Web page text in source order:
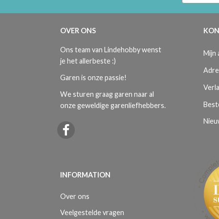
OVER ONS
Ons team van Lindehobby wenst
je het allerbeste :)
Garen is onze passie!
We sturen graag garen naar al
onze geweldige garenliefhebbers.
INFORMATION
Over ons
Veelgestelde vragen
Mijn